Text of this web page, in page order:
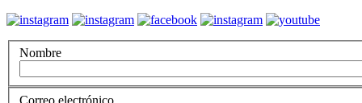
Nombre
Correo electrónico